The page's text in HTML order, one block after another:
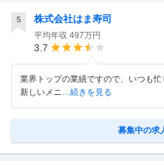
5 株式会社はま寿司
平均年収 497万円
3.7
業界トップの業績ですので、いつも忙
新しいメニ
…続きを見る
募集中の求